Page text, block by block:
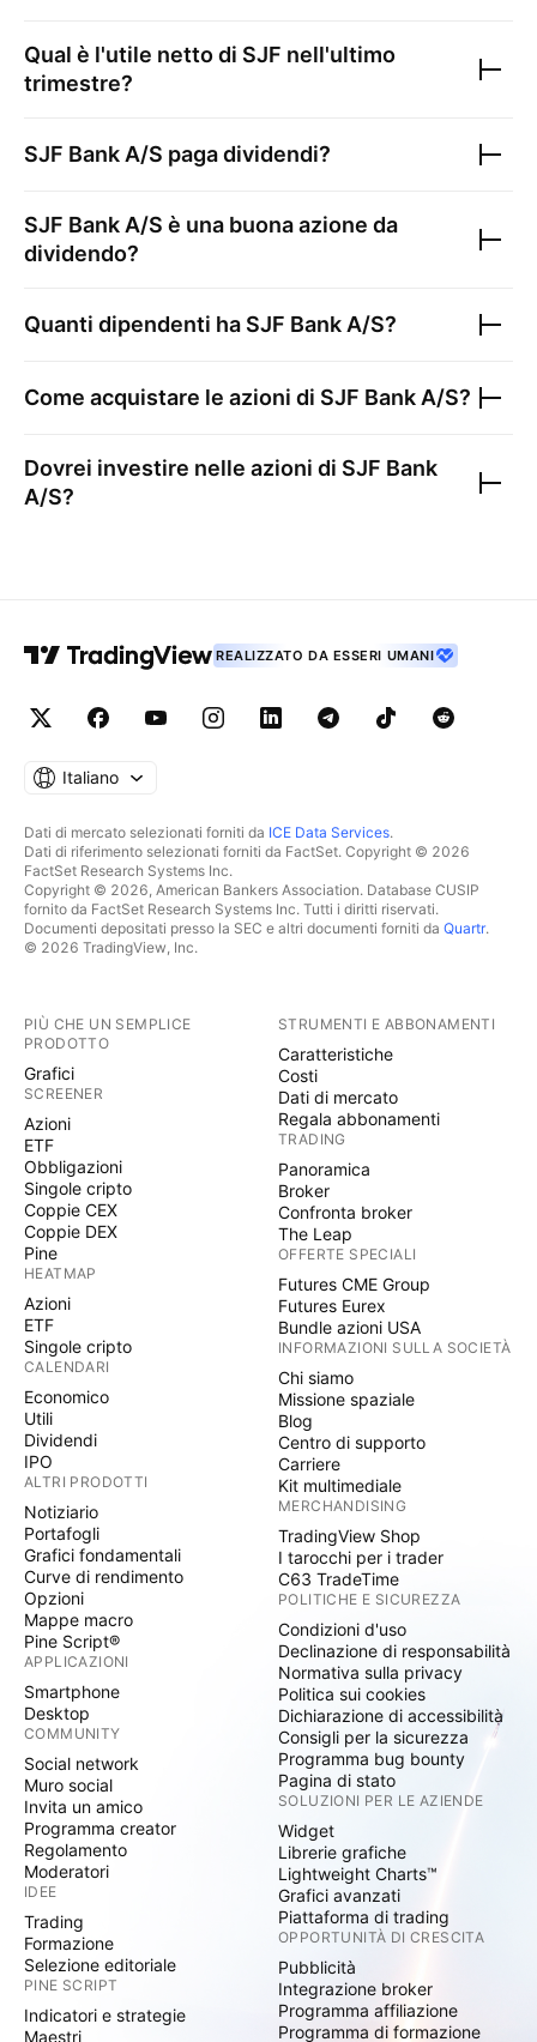
Qual è l'utile netto di SJF nell'ultimo
trimestre?
SJF Bank A/S paga dividendi?
SJF Bank A/S è una buona azione da
dividendo?
Quanti dipendenti ha SJF Bank A/S?
Come acquistare le azioni di SJF Bank A/S?
Dovrei investire nelle azioni di SJF Bank
A/S?
REALIZZATO DA ESSERI UMANI
Italiano
Dati di mercato selezionati forniti da ICE Data Services.
Dati di riferimento selezionati forniti da FactSet. Copyright © 2026
FactSet Research Systems Inc.
Copyright © 2026, American Bankers Association. Database CUSIP
fornito da FactSet Research Systems Inc. Tutti i diritti riservati.
Documenti depositati presso la SEC e altri documenti forniti da Quartr.
© 2026 TradingView, Inc.
PIÙ CHE UN SEMPLICE
PRODOTTO
Grafici
SCREENER
Azioni
ETF
Obbligazioni
Singole cripto
Coppie CEX
Coppie DEX
Pine
HEATMAP
Azioni
ETF
Singole cripto
CALENDARI
Economico
Utili
Dividendi
IPO
ALTRI PRODOTTI
Notiziario
Portafogli
Grafici fondamentali
Curve di rendimento
Opzioni
Mappe macro
Pine Script®
APPLICAZIONI
Smartphone
Desktop
COMMUNITY
Social network
Muro social
Invita un amico
Programma creator
Regolamento
Moderatori
IDEE
Trading
Formazione
Selezione editoriale
PINE SCRIPT
Indicatori e strategie
Maestri
STRUMENTI E ABBONAMENTI
Caratteristiche
Costi
Dati di mercato
Regala abbonamenti
TRADING
Panoramica
Broker
Confronta broker
The Leap
OFFERTE SPECIALI
Futures CME Group
Futures Eurex
Bundle azioni USA
INFORMAZIONI SULLA SOCIETÀ
Chi siamo
Missione spaziale
Blog
Centro di supporto
Carriere
Kit multimediale
MERCHANDISING
TradingView Shop
I tarocchi per i trader
C63 TradeTime
POLITICHE E SICUREZZA
Condizioni d'uso
Declinazione di responsabilità
Normativa sulla privacy
Politica sui cookies
Dichiarazione di accessibilità
Consigli per la sicurezza
Programma bug bounty
Pagina di stato
SOLUZIONI PER LE AZIENDE
Widget
Librerie grafiche
Lightweight Charts™
Grafici avanzati
Piattaforma di trading
OPPORTUNITÀ DI CRESCITA
Pubblicità
Integrazione broker
Programma affiliazione
Programma di formazione